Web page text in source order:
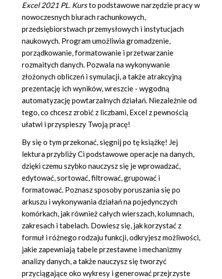
Excel 2021 PL. Kursto podstawowe narzędzie pracy w
nowoczesnych biurach rachunkowych,
przedsiębiorstwach przemysłowych i instytucjach
naukowych. Program umożliwia gromadzenie,
porządkowanie, formatowanie i przetwarzanie
rozmaitych danych. Pozwala na wykonywanie
złożonych obliczeń i symulacji, a także atrakcyjną
prezentację ich wyników, wreszcie - wygodną
automatyzację powtarzalnych działań. Niezależnie od
tego, co chcesz zrobić z liczbami, Excel z pewnością
ułatwi i przyspieszy Twoją pracę!
By się o tym przekonać, sięgnij po tę książkę! Jej
lektura przybliży Ci podstawowe operacje na danych,
dzięki czemu szybko nauczysz się je wprowadzać,
edytować, sortować, filtrować, grupować i
formatować. Poznasz sposoby poruszania się po
arkuszu i wykonywania działań na pojedynczych
komórkach, jak również całych wierszach, kolumnach,
zakresach i tabelach. Dowiesz się, jak korzystać z
formuł i różnego rodzaju funkcji, odkryjesz możliwości,
jakie zapewniają tabele przestawne i mechanizmy
analizy danych, a także nauczysz się tworzyć
przyciągające oko wykresy i generować przejrzyste